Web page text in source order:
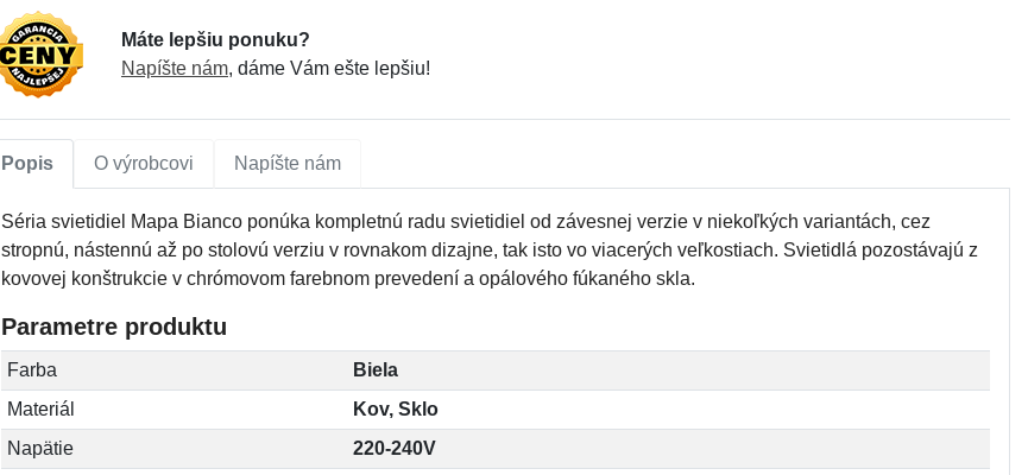
Máte lepšiu ponuku?
Napíšte nám, dáme Vám ešte lepšiu!
Popis O výrobcovi Napíšte nám
Séria svietidiel Mapa Bianco ponúka kompletnú radu svietidiel od závesnej verzie v niekoľkých variantách, cez
stropnú, nástennú až po stolovú verziu v rovnakom dizajne, tak isto vo viacerých veľkostiach. Svietidlá pozostávajú z
kovovej konštrukcie v chrómovom farebnom prevedení a opálového fúkaného skla.
Parametre produktu
Farba
Biela
Materiál
Kov, Sklo
Napätie
220-240V